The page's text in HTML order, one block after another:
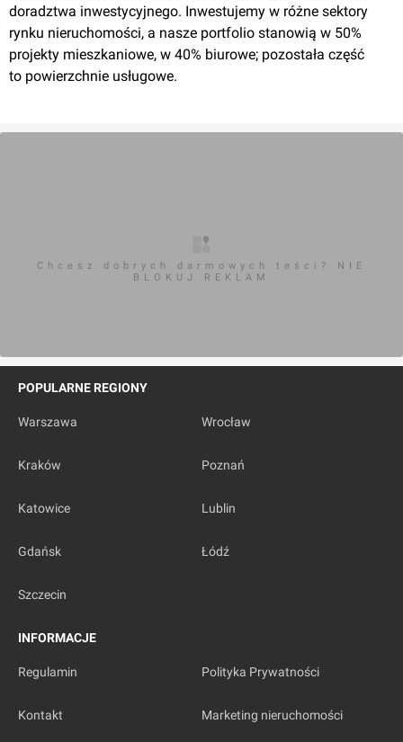
Wrocław
doradztwa inwestycyjnego. Inwestujemy w różne sektory
rynku nieruchomości, a nasze portfolio stanowią w 50%
projekty mieszkaniowe, w 40% biurowe; pozostała część
to powierzchnie usługowe.
Chcesz dobrych darmowych teści? NIE
BLOKUJ REKLAM
POPULARNE REGIONY
Warszawa Wrocław
Kraków Poznań
Katowice Lublin
Gdańsk Łódź
Szczecin
INFORMACJE
Regulamin Polityka Prywatności
Kontakt Marketing nieruchomości